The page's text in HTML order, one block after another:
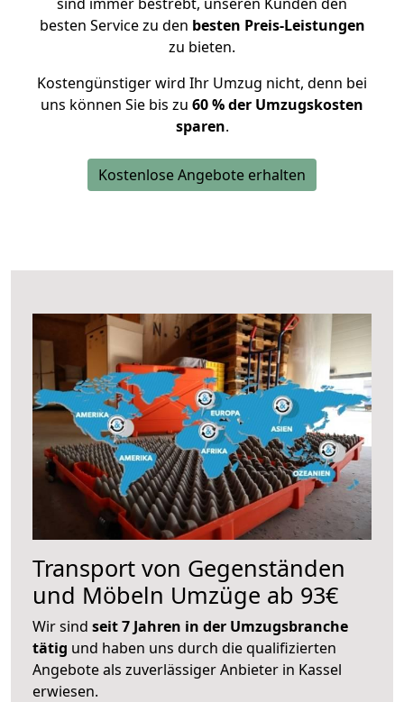
besten Service zu den besten Preis-Leistungen
zu bieten.
Kostengünstiger wird Ihr Umzug nicht, denn bei
uns können Sie bis zu 60 % der Umzugskosten
sparen.
Kostenlose Angebote erhalten
Transport von Gegenständen
und Möbeln Umzüge ab 93€
Wir sind seit 7 Jahren in der Umzugsbranche
tätig und haben uns durch die qualifizierten
Angebote als zuverlässiger Anbieter in Kassel
erwiesen.